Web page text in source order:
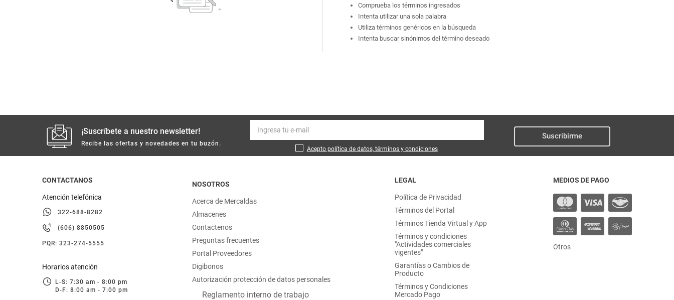
mascotas
limpieza
hogar
tecnología
moda
Comprueba los términos ingresados
Intenta utilizar una sola palabra
Utiliza términos genéricos en la búsqueda
Intenta buscar sinónimos del término deseado
¡Suscríbete a nuestro newsletter!
Recibe las ofertas y novedades en tu buzón.
Acepto política de datos, términos y condiciones
Suscribirme
CONTACTANOS
Atención telefónica
322-688-8282
(606) 8850505
PQR: 323-274-5555
Horarios atención
L-S: 7:30 am - 8:00 pm
D-F: 8:00 am - 7:00 pm
NOSOTROS
Acerca de Mercaldas
Almacenes
Contactenos
Preguntas frecuentes
Portal Proveedores
Digibonos
Autorización protección de datos personales
Reglamento interno de trabajo
LEGAL
Política de Privacidad
Términos del Portal
Términos Tienda Virtual y App
Términos y condiciones
"Actividades comerciales
vigentes"
Garantías o Cambios de
Producto
Términos y Condiciones
Mercado Pago
MEDIOS DE PAGO
Otros